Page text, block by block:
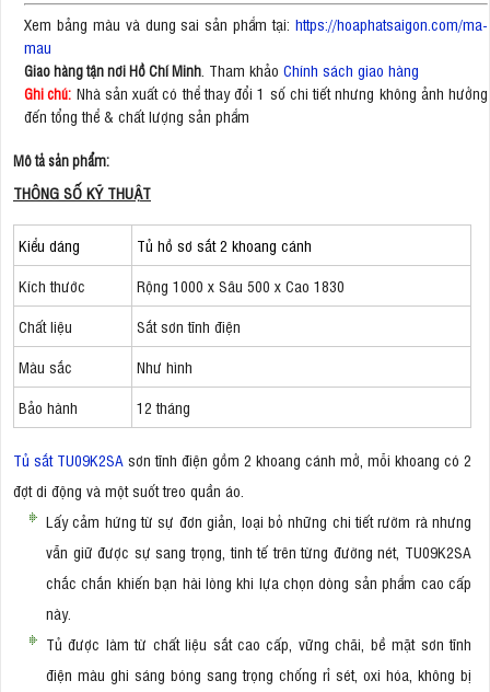
Xem bảng màu và dung sai sản phẩm tại: https://hoaphatsaigon.com/ma-
mau
Giao hàng tận nơi Hồ Chí Minh . Tham khảo Chính sách giao hàng
Ghi chú: Nhà sản xuất có thể thay đổi 1 số chi tiết nhưng không ảnh hưởng
đến tổng thể & chất lượng sản phẩm
Mô tả sản phẩm:
THÔNG SỐ KỸ THUẬT
Kiểu dáng
Tủ hồ sơ sắt 2 khoang cánh
Kích thước
Rộng 1000 x Sâu 500 x Cao 1830
Chất liệu
Sắt sơn tĩnh điện
Màu sắc
Như hình
Bảo hành
12 tháng
Tủ sắt TU09K2SA sơn tĩnh điện gồm 2 khoang cánh mở, mỗi khoang có 2
đợt di động và một suốt treo quần áo.
Lấy cảm hứng từ sự đơn giản, loại bỏ những chi tiết rườm rà nhưng
vẫn giữ được sự sang trọng, tinh tế trên từng đường nét, TU09K2SA
chắc chắn khiến bạn hài lòng khi lựa chọn dòng sản phẩm cao cấp
này.
Tủ được làm từ chất liệu sắt cao cấp, vững chãi, bề mặt sơn tĩnh
điện màu ghi sáng bóng sang trọng chống rỉ sét, oxi hóa, không bị